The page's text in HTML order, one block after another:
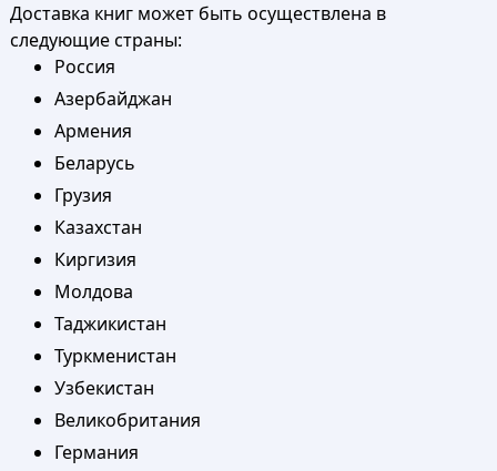
Доставка книг может быть осуществлена в
следующие страны:
Россия
Азербайджан
Армения
Беларусь
Грузия
Казахстан
Киргизия
Молдова
Таджикистан
Туркменистан
Узбекистан
Великобритания
Германия